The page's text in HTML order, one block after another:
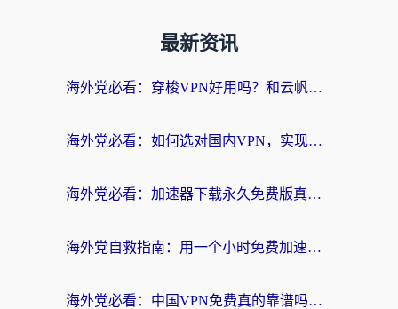
最新资讯
海外党必看：穿梭VPN好用吗？和云帆VPN对比哪个回国效果更好？附真实测评+避坑指南
海外党必看：如何选对国内VPN，实现无缝访问国内资源？
海外党必看：加速器下载永久免费版真的存在吗？教你无缝访问国内资源的正确姿势
海外党自救指南：用一个小时免费加速器，轻松打破国内资源访问壁垒？
海外党必看：中国VPN免费真的靠谱吗？手把手教你选对回国加速器